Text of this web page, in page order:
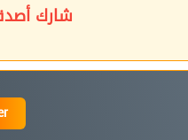
شارك